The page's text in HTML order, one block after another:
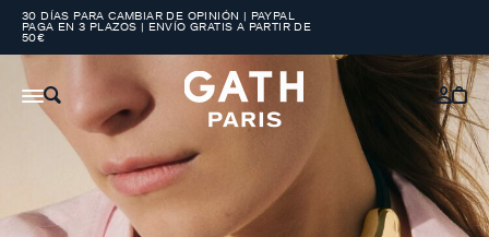
30 DÍAS PARA CAMBIAR DE OPINIÓN | PAYPAL
PAGA EN 3 PLAZOS | ENVÍO GRATIS A PARTIR DE
50€